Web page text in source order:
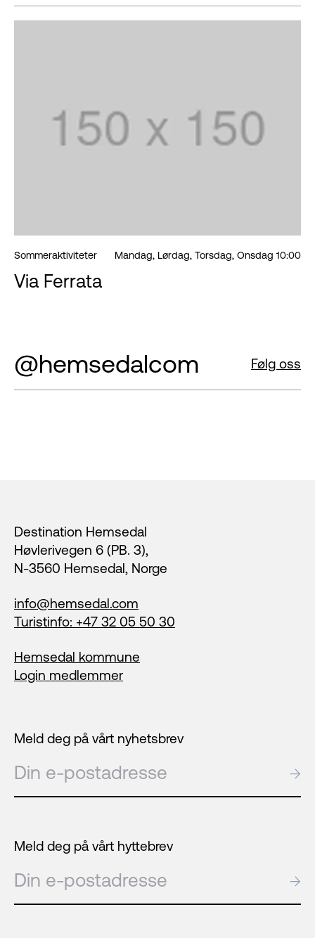
Sommeraktiviteter Mandag, Lørdag, Torsdag, Onsdag 10:00
Via Ferrata
@hemsedalcom Følg oss
Destination Hemsedal
Høvlerivegen 6 (PB. 3),
N-3560 Hemsedal, Norge
info@hemsedal.com
Turistinfo: +47 32 05 50 30
Hemsedal kommune
Login medlemmer
Meld deg på vårt nyhetsbrev
E-post →
Meld deg på vårt hyttebrev
E-post →